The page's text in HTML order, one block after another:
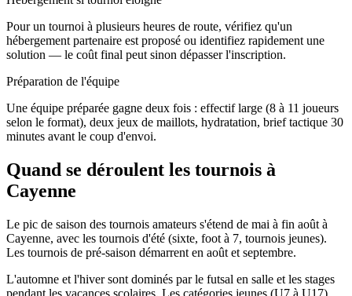
Pour un tournoi à plusieurs heures de route, vérifiez qu'un
hébergement partenaire est proposé ou identifiez rapidement une
solution — le coût final peut sinon dépasser l'inscription.
Préparation de l'équipe
Une équipe préparée gagne deux fois : effectif large (8 à 11 joueurs
selon le format), deux jeux de maillots, hydratation, brief tactique 30
minutes avant le coup d'envoi.
Quand se déroulent les tournois à
Cayenne
Le pic de saison des tournois amateurs s'étend de mai à fin août à
Cayenne, avec les tournois d'été (sixte, foot à 7, tournois jeunes).
Les tournois de pré-saison démarrent en août et septembre.
L'automne et l'hiver sont dominés par le futsal en salle et les stages
pendant les vacances scolaires. Les catégories jeunes (U7 à U17)